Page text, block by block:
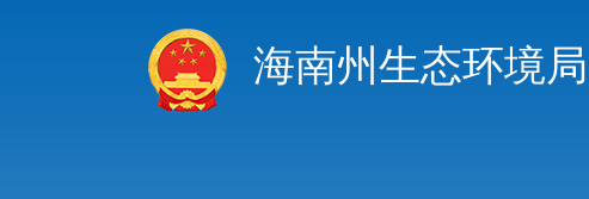
海南州生态环境局